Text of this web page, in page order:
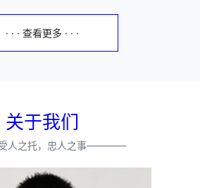
· · · 查看更多 · · ·
关于我们
之托，忠人之事————